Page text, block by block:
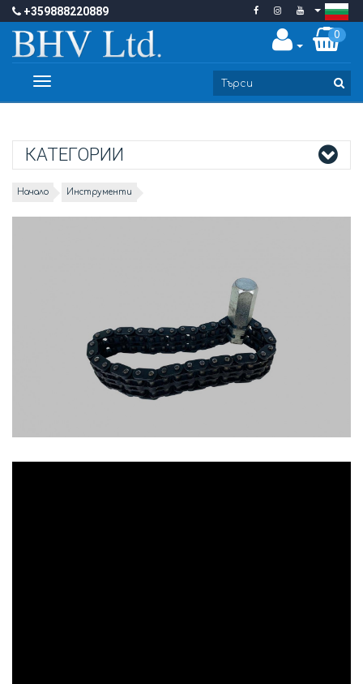
+359888220889
0
Toggle
КАТЕГОРИИ
Начало Инструменти